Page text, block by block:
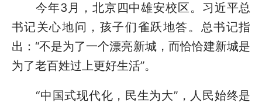
今年3月，北京四中雄安校区。习近平总
书记关心地问，孩子们雀跃地答。总书记指
出：“不是为了一个漂亮新城，而恰恰建新城是
为了老百姓过上更好生活”。
“中国式现代化，民生为大”，人民始终是